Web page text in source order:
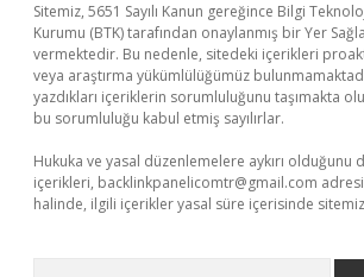
Sitemiz, 5651 Sayılı Kanun gereğince Bilgi
Kurumu (BTK) tarafından onaylanmış bir Yer
vermektedir. Bu nedenle, sitedeki içerikleri
veya araştırma yükümlülüğümüz
yazdıkları içeriklerin sorumluluğunu taşımakta
bu sorumluluğu kabul etmiş sayılırlar.
Hukuka ve yasal düzenlemelere aykırı olduğunu
içerikleri, backlinkpanelicomtr@gmail.com
halinde, ilgili içerikler yasal süre içerisinde